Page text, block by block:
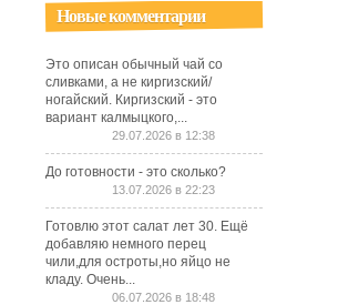
Новые комментарии
Это описан обычный чай со
сливками, а не киргизский/
ногайский. Киргизский - это
вариант калмыцкого,...
29.07.2026 в 12:38
До готовности - это сколько?
13.07.2026 в 22:23
Готовлю этот салат лет 30. Ещё
добавляю немного перец
чили,для остроты,но яйцо не
кладу. Очень...
06.07.2026 в 18:48